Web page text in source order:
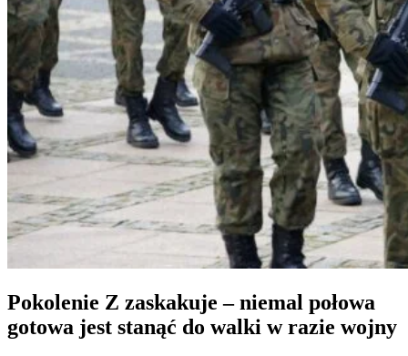
Pokolenie Z zaskakuje – niemal połowa
gotowa jest stanąć do walki w razie wojny